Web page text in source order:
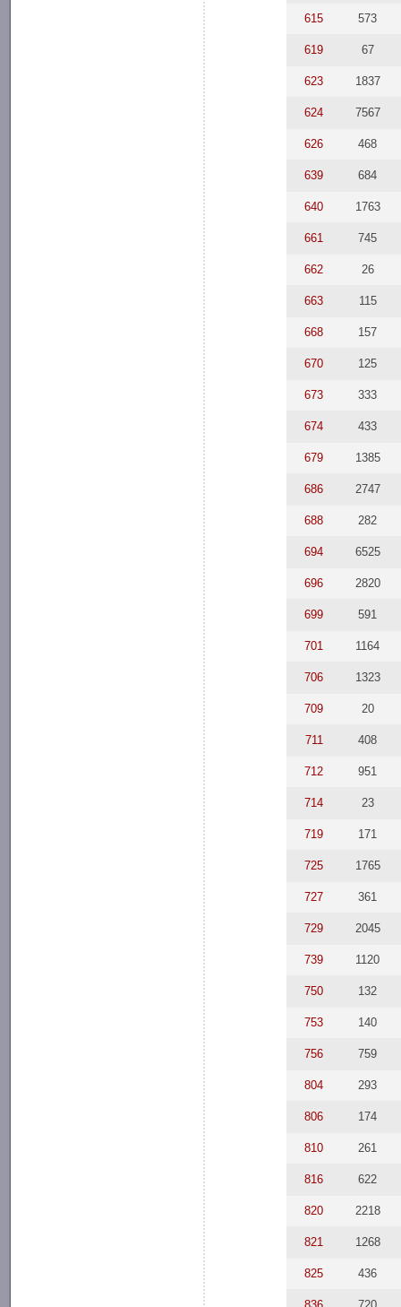
615 573
619 67
623 1837
624 7567
626 468
639 684
640 1763
661 745
662 26
663 115
668 157
670 125
673 333
674 433
679 1385
686 2747
688 282
694 6525
696 2820
699 591
701 1164
706 1323
709 20
711 408
712 951
714 23
719 171
725 1765
727 361
729 2045
739 1120
750 132
753 140
756 759
804 293
806 174
810 261
816 622
820 2218
821 1268
825 436